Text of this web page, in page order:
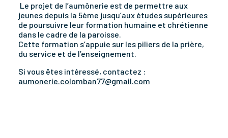
Le projet de l’aumônerie est de permettre aux
jeunes depuis la 5ème jusqu’aux études supérieures
de poursuivre leur formation humaine et chrétienne
dans le cadre de la paroisse.
Cette formation s’appuie sur les piliers de la prière,
du service et de l’enseignement.
Si vous êtes intéressé, contactez :
aumonerie.colomban77@gmail.com